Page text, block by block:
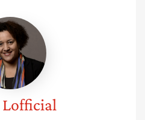
Axèle
Lofficial
Lofficial